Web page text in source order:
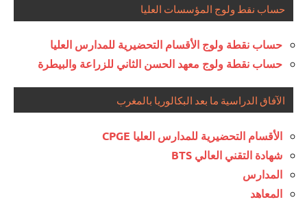
حساب نقط ولوج المؤسسات العليا
حساب نقطة ولوج الأقسام التحضيرية للمدارس العليا
حساب نقطة ولوج معهد الحسن الثاني للزراعة والبيطرة
الآفاق الدراسية ما بعد البكالوريا بالمغرب
الأقسام التحضيرية للمدارس العليا CPGE
شهادة التقني العالي BTS
المدارس
المعاهد